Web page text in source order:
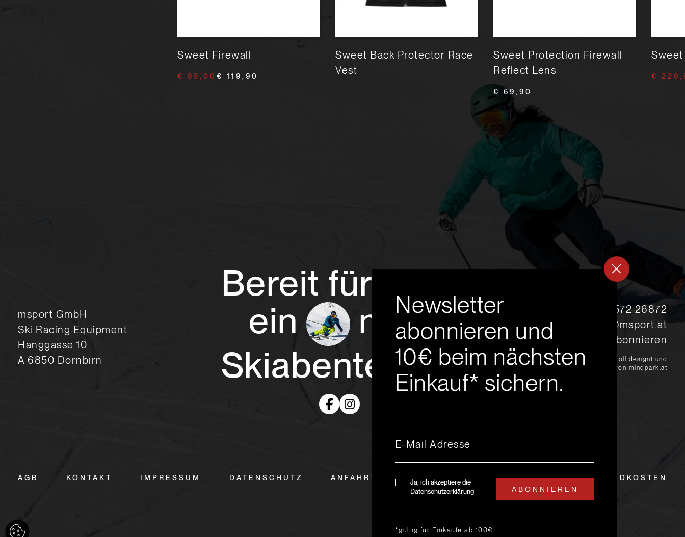
Sweet Firewall
€ 95,00 € 119,90
Sweet Back Protector Race
Vest
Sweet Protection Firewall
Reflect Lens
€ 69,90
Sweet
€
msport GmbH
Ski.Racing.Equipment
Hanggasse 10
A 6850 Dornbirn
Bereit für
ein
neues
Skiabenteuer?
+43 5572 26872
msport@msport.at
Newsletter abonnieren
liebevoll designt und
programmiert von mindpark.at
AGB KONTAKT IMPRESSUM DATENSCHUTZ ANFAHRT & ÖFFNUNGSZEITEN LIEFER- UND VERSANDKOSTEN
Newsletter
abonnieren und
10€ beim nächsten
Einkauf* sichern.
Ja, ich akzeptiere die
Datenschutzerklärung
ABONNIEREN
*gültig für Einkäufe ab 100€